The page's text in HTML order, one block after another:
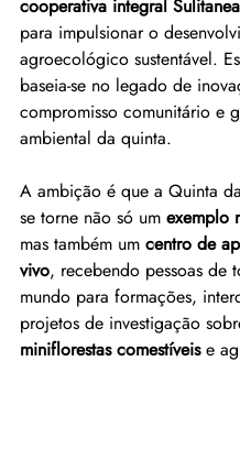
cooperativa integral Sulitanea
para impulsionar o
agroecológico sustentável.
baseia-se no legado de
compromisso comunitário e
ambiental da quinta.
A ambição é que a Quinta
se torne não só um exemplo
mas também um centro de
vivo, recebendo pessoas de
mundo para formações,
projetos de investigação
miniflorestas comestíveis e